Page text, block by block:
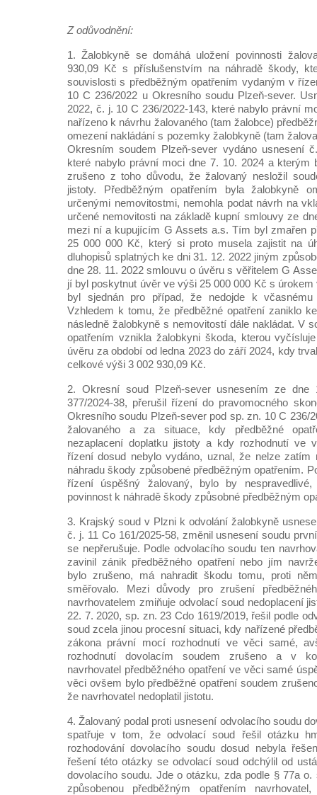
Z odůvodnění:
1. Žalobkyně se domáhá uložení povinnosti
930,09 Kč s příslušenstvím na náhradě škody,
souvislosti s předběžným opatřením vydaným v
10 C 236/2022 u Okresního soudu Plzeň-sever.
2022, č. j. 10 C 236/2022-143, které nabylo právní
nařízeno k návrhu žalovaného (tam žalobce)
omezení nakládání s pozemky žalobkyně (tam
Okresním soudem Plzeň-sever vydáno usnesení
které nabylo právní moci dne 7. 10. 2024 a kterým
zrušeno z toho důvodu, že žalovaný nesložil
jistoty. Předběžným opatřením byla žalobkyně
určenými nemovitostmi, nemohla podat návrh na
určené nemovitosti na základě kupní smlouvy ze
mezi ní a kupujícím G Assets a.s. Tím byl zmařen
25 000 000 Kč, který si proto musela zajistit na
dluhopisů splatných ke dni 31. 12. 2022 jiným
dne 28. 11. 2022 smlouvu o úvěru s věřitelem G
jí byl poskytnut úvěr ve výši 25 000 000 Kč s
byl sjednán pro případ, že nedojde k
Vzhledem k tomu, že předběžné opatření zaniklo
následně žalobkyně s nemovitostí dále nakládat. V
opatřením vznikla žalobkyni škoda, kterou
úvěru za období od ledna 2023 do září 2024, kdy
celkové výši 3 002 930,09 Kč.
2. Okresní soud Plzeň-sever usnesením ze
377/2024-38, přerušil řízení do pravomocného
Okresního soudu Plzeň-sever pod sp. zn. 10 C 236/
žalovaného a za situace, kdy předběžné
nezaplacení doplatku jistoty a kdy rozhodnutí ve
řízení dosud nebylo vydáno, uznal, že nelze zatím
náhradu škody způsobené předběžným opatřením.
řízení úspěšný žalovaný, bylo by
povinnost k náhradě škody způsobné předběžným
3. Krajský soud v Plzni k odvolání žalobkyně
č. j. 11 Co 161/2025-58, změnil usnesení soudu
se nepřerušuje. Podle odvolacího soudu ten
zavinil zánik předběžného opatření nebo jím
bylo zrušeno, má nahradit škodu tomu, proti
směřovalo. Mezi důvody pro zrušení
navrhovatelem zmiňuje odvolací soud nedoplacení
22. 7. 2020, sp. zn. 23 Cdo 1619/2019, řešil podle
soud zcela jinou procesní situaci, kdy nařízené
zákona právní mocí rozhodnutí ve věci samé,
rozhodnutí dovolacím soudem zrušeno a v
navrhovatel předběžného opatření ve věci samé
věci ovšem bylo předběžné opatření soudem
že navrhovatel nedoplatil jistotu.
4. Žalovaný podal proti usnesení odvolacího soudu
spatřuje v tom, že odvolací soud řešil otázku
rozhodování dovolacího soudu dosud nebyla
řešení této otázky se odvolací soud odchýlil od
dovolacího soudu. Jde o otázku, zda podle § 77a
způsobenou předběžným opatřením